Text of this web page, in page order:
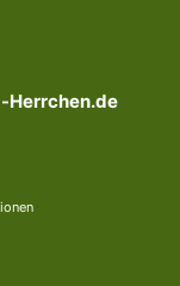
Herrchen.de